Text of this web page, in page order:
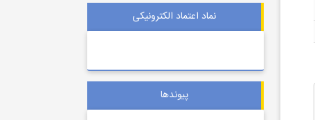
نماد اعتماد الکترونیکی
پیوندها